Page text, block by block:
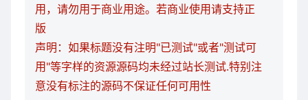
用，请勿用于商业用途。若商业使用请支持正
版
声明：如果标题没有注明"已测试"或者"测试可
用"等字样的资源源码均未经过站长测试.特别注
意没有标注的源码不保证任何可用性